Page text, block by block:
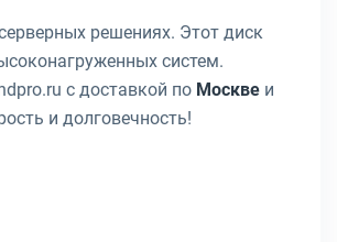
решениях. Этот диск
систем.
с доставкой по Москве и
и долговечность!